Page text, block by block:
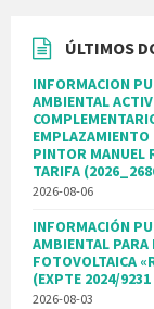
ÚLTIMOS
INFORMACION
AMBIENTAL
EMPLAZAMIENTO
PINTOR MANUEL
TARIFA
2026-08-06
INFORMACIÓN
AMBIENTAL
FOTOVOLTAICA
(EXPTE 2024/9231
2026-08-03